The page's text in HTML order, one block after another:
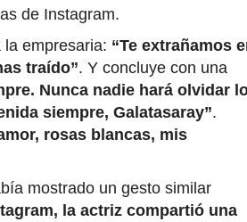
de Instagram.
empresaria: “Te extrañamos
traído”. Y concluye con una
Nunca nadie hará olvidar
siempre, Galatasaray”.
rosas blancas, mis
mostrado un gesto similar
la actriz compartió una